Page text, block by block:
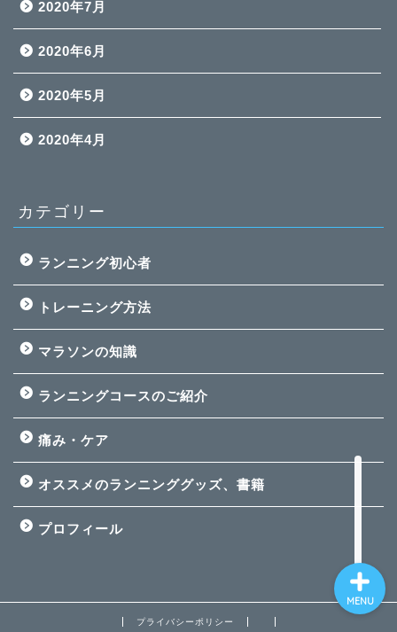
2020年7月
2020年6月
2020年5月
2020年4月
カテゴリー
ランニング初心者
トレーニング方法
マラソンの知識
ランニングコースのご紹介
痛み・ケア
オススメのランニンググッズ、書籍
プロフィール
プライバシーポリシー
MENU
ホーム
痛み・ケア